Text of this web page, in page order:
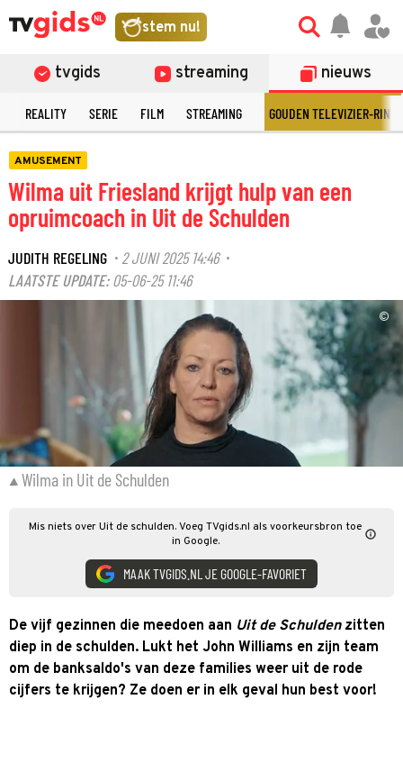
stem nu!
tvgids streaming nieuws
REALITY SERIE FILM STREAMING GOUDEN TELEVIZIER-RING
AMUSEMENT
Wilma uit Friesland krijgt hulp van een
opruimcoach in Uit de Schulden
JUDITH REGELING · 2 JUNI 2025 14:46·
LAATSTE UPDATE: 05-06-25 11:46
©
Wilma in Uit de Schulden
Mis niets over Uit de schulden. Voeg TVgids.nl als voorkeursbron toe
in Google.
MAAK TVGIDS.NL JE GOOGLE-FAVORIET
De vijf gezinnen die meedoen aan Uit de Schuldenzitten
diep in de schulden. Lukt het John Williams en zijn team
om de banksaldo's van deze families weer uit de rode
cijfers te krijgen? Ze doen er in elk geval hun best voor!